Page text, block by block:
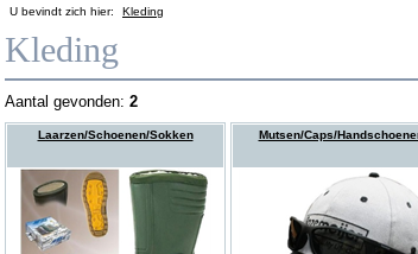
U bevindt zich hier: Kleding
Kleding
Aantal gevonden: 2
Laarzen/Schoenen/Sokken Mutsen/Caps/